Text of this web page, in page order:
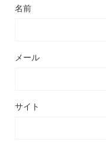
名前
メール
サイト